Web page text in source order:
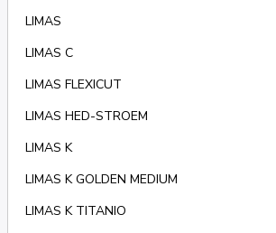
LIMAS
LIMAS C
LIMAS FLEXICUT
LIMAS HED-STROEM
LIMAS K
LIMAS K GOLDEN MEDIUM
LIMAS K TITANIO